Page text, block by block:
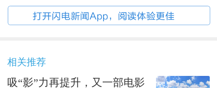
相关推荐
吸“影”力再提升，又一部电影